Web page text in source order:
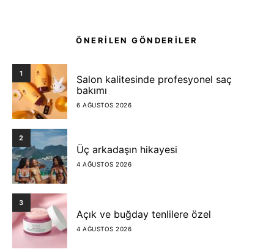
ÖNERİLEN GÖNDERİLER
1
Salon kalitesinde profesyonel saç
bakımı
6 AĞUSTOS 2026
2
Üç arkadaşın hikayesi
4 AĞUSTOS 2026
3
Açık ve buğday tenlilere özel
4 AĞUSTOS 2026